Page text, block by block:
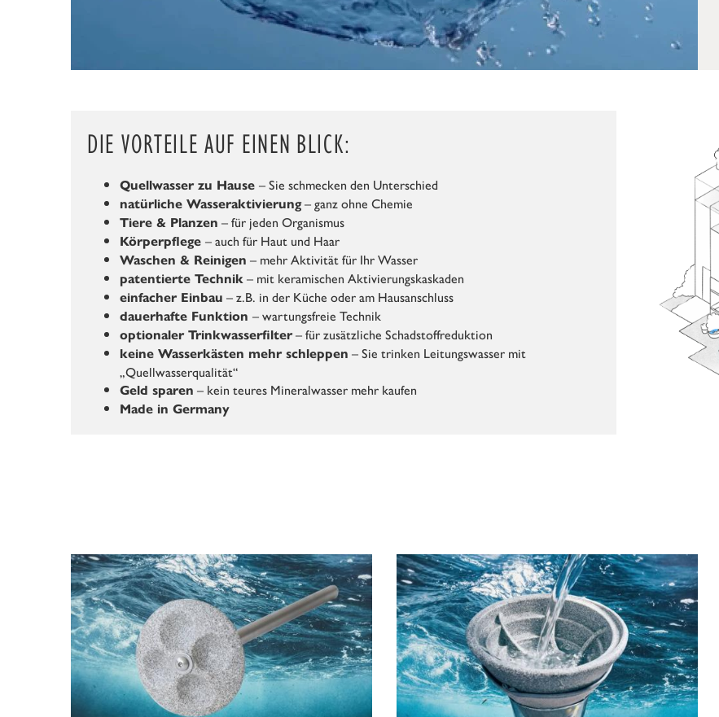
DIE VORTEILE AUF EINEN BLICK:
Quellwasser zu Hause – Sie schmecken den Unterschied
natürliche Wasseraktivierung– ganz ohne Chemie
Tiere & Planzen – für jeden Organismus
Körperpflege – auch für Haut und Haar
Waschen & Reinigen – mehr Aktivität für Ihr Wasser
patentierte Technik – mit keramischen Aktivierungskaskaden
einfacher Einbau – z.B. in der Küche oder am Hausanschluss
dauerhafte Funktion – wartungsfreie Technik
optionaler Trinkwasserfilter – für zusätzliche Schadstoffreduktion
keine Wasserkästen mehr schleppen – Sie trinken Leitungswasser mit
„Quellwasserqualität“
Geld sparen – kein teures Mineralwasser mehr kaufen
Made in Germany